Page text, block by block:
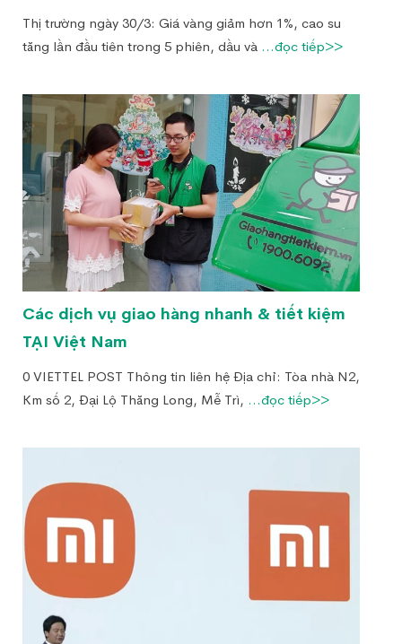
Thị trường ngày 30/3: Giá vàng giảm hơn 1%, cao su
tăng lần đầu tiên trong 5 phiên, dầu và ...đọc tiếp>>
Các dịch vụ giao hàng nhanh & tiết kiệm
TẠI Việt Nam
0 VIETTEL POST Thông tin liên hệ Địa chỉ: Tòa nhà N2,
Km số 2, Đại Lộ Thăng Long, Mễ Trì, ...đọc tiếp>>